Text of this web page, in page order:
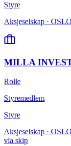
Styre
Aksjeselskap ·
MILLA
Rolle
Styremedlem
Styre
Aksjeselskap ·
via skip